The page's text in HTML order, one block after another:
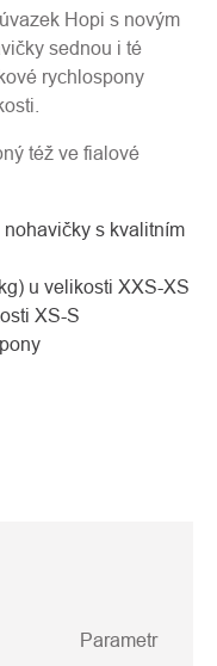
Hopi s novým
sednou i té
rychlospony
též ve fialové
s kvalitním
u velikosti XXS-XS
XS-S
Parametr